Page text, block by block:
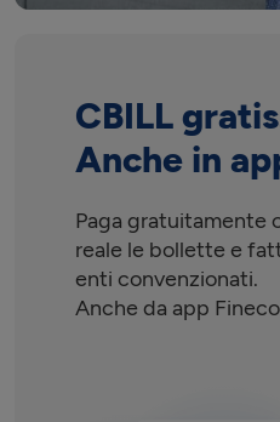
CBILL
Anche in
Paga gratuitamente
reale le bollette e
enti convenzionati.
Anche da app